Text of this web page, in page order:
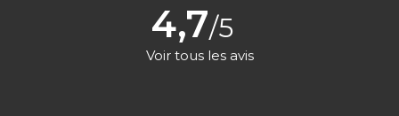
4,7/5
Voir tous les avis